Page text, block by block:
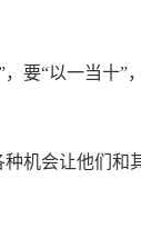
要“以一当十”
机会让他们和